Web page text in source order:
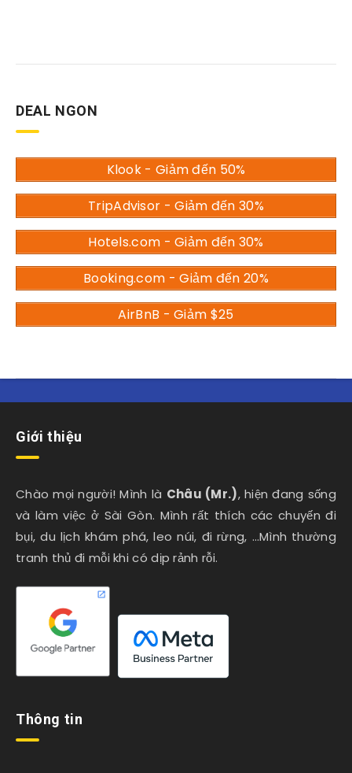
DEAL NGON
Klook - Giảm đến 50%
TripAdvisor - Giảm đến 30%
Hotels.com - Giảm đến 30%
Booking.com - Giảm đến 20%
AirBnB - Giảm $25
Giới thiệu
Chào mọi người! Mình là Châu (Mr.), hiện đang sống
và làm việc ở Sài Gòn. Mình rất thích các chuyến đi
bụi, du lịch khám phá, leo núi, đi rừng, …Mình thường
tranh thủ đi mỗi khi có dịp rảnh rỗi.
Thông tin